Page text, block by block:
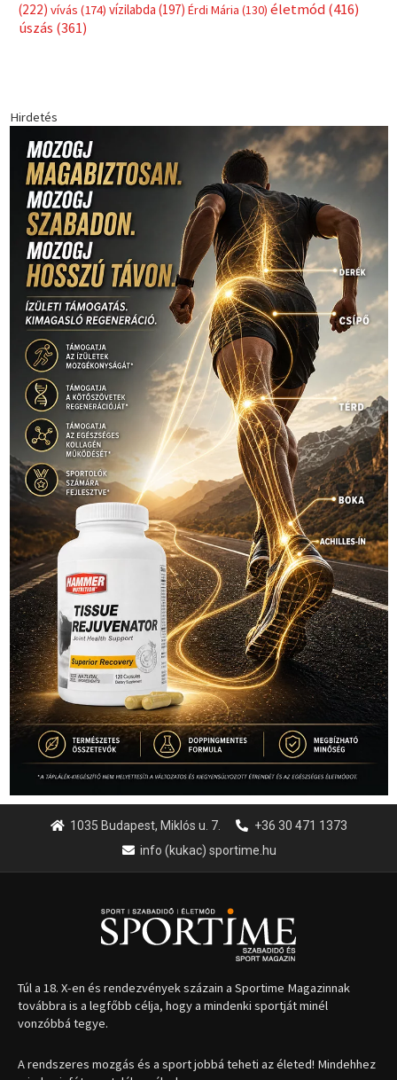
Címkék
(181)Jégkorong(148)kajakkenu(138)karate(168)kickbox(204)
kosárlabda(166) Lewis Hamilton(168)
magyar
labdarúgóválogatott(148)Mercedes (244) motorsport(153)
Opel
Dakar Team(132)Rali Világbajnokság (122) Rendezvény (142)
rio
2016(373)sport Sportime Magazin(128)szabadidősport
(316) Szalay Balázs(126) tenisz(416) táplálkozás(155)utazás
(126)Video(247)világbajnokság (162) Világkupa(129)
vitorlázás
(222)vívás(174) (197) Érdi Mária(130)életmód(416)
úszás(361)
Hirdetés
1035 Budapest, Miklós u. 7. +36 30 471 1373